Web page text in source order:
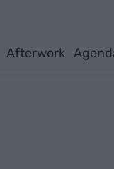
Afterwork